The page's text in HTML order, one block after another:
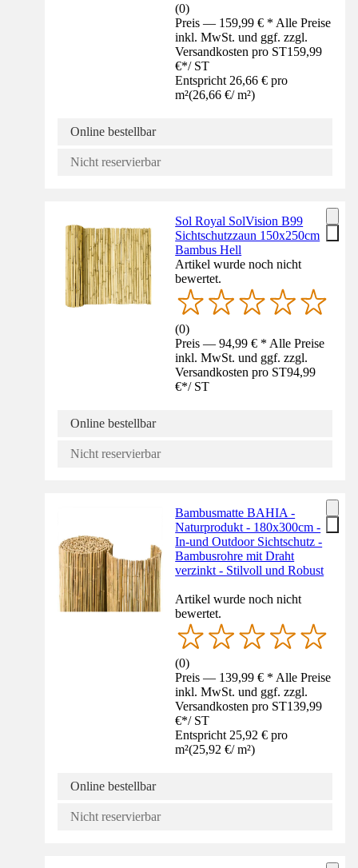
(0)
Preis — 159,99 € * Alle Preise
inkl. MwSt. und ggf. zzgl.
Versandkosten pro ST159,99
€*/ ST
Entspricht 26,66 € pro
m²(26,66 €/ m²)
Online bestellbar
Nicht reservierbar
Sol Royal SolVision B99
Sichtschutzzaun 150x250cm
Bambus Hell
Artikel wurde noch nicht
bewertet.
(0)
Preis — 94,99 € * Alle Preise
inkl. MwSt. und ggf. zzgl.
Versandkosten pro ST94,99
€*/ ST
Online bestellbar
Nicht reservierbar
Bambusmatte BAHIA -
Naturprodukt - 180x300cm -
In-und Outdoor Sichtschutz -
Bambusrohre mit Draht
verzinkt - Stilvoll und Robust
Artikel wurde noch nicht
bewertet.
(0)
Preis — 139,99 € * Alle Preise
inkl. MwSt. und ggf. zzgl.
Versandkosten pro ST139,99
€*/ ST
Entspricht 25,92 € pro
m²(25,92 €/ m²)
Online bestellbar
Nicht reservierbar